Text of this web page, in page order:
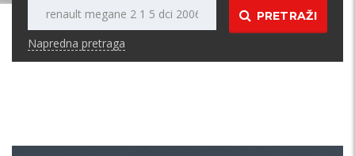
PRETRAŽI
Napredna pretraga